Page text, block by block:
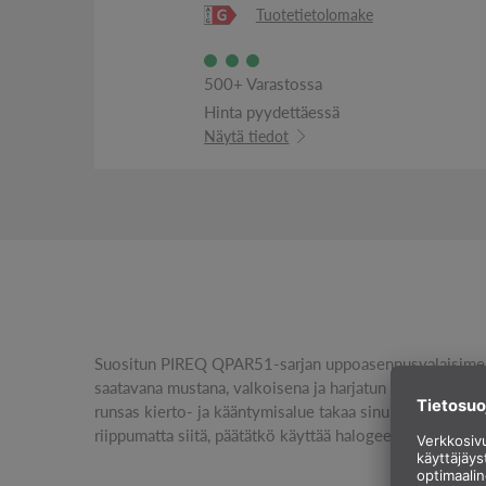
Tuotetietolomake
500+ Varastossa
Hinta pyydettäessä
Näytä tiedot
Suositun PIREQ QPAR51-sarjan
saatavana mustana, valkoisena ja harjatun alumiinin
runsas kierto- ja kääntymisalue takaa sinulle
riippumatta siitä, päätätkö käyttää halogeeni- vai LED-
tapahtuu tehtaalla asennettujen
uppoasennusvalaisin toimitetaan va lmiina